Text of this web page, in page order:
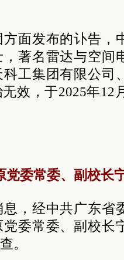
面发布的讣告，
著名雷达与空间
工集团有限公司
效，于2025年12
党委常委、副校长
，经中共广东省
委常委、副校长
。